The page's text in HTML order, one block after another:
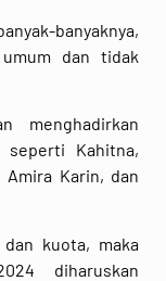
banyaknya,
dan tidak
menghadirkan
seperti Kahitna,
Karin, dan
kuota, maka
diharuskan